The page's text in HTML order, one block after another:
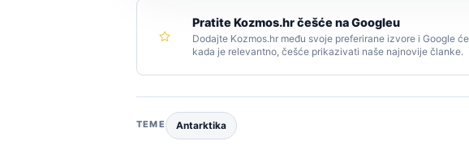
Pratite Kozmos.hr češće na Googleu
Dodajte Kozmos.hr među svoje preferirane izvore i Google će
kada je relevantno, češće prikazivati naše najnovije članke.
TEME Antarktika